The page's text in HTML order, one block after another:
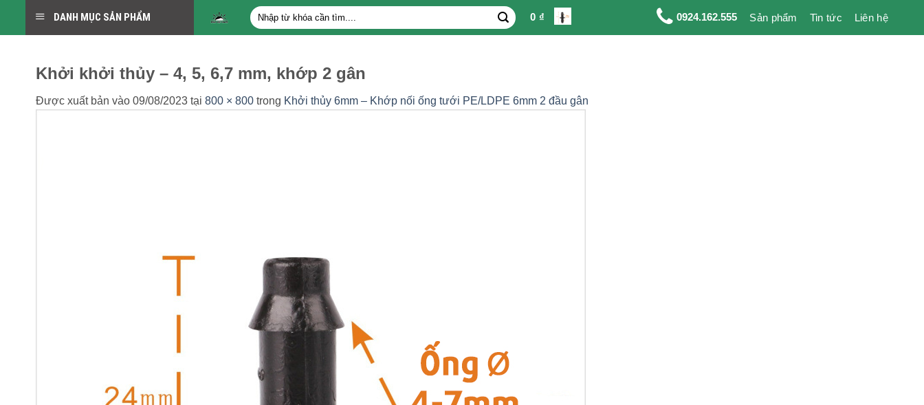
Tìm
kiếm:
0 ₫ 0924.162.555 Sản phẩm Tin tức Liên hệ
DANH MỤC SẢN PHẨM
Khởi khởi thủy – 4, 5, 6,7 mm, khớp 2 gân
Được xuất bản vào 09/08/2023 tại 800 × 800 trong Khởi thủy 6mm – Khớp nối ống tưới PE/LDPE 6mm 2 đầu gân